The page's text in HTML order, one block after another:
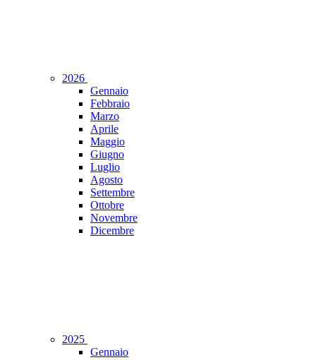
2026
Gennaio
Febbraio
Marzo
Aprile
Maggio
Giugno
Luglio
Agosto
Settembre
Ottobre
Novembre
Dicembre
2025
Gennaio